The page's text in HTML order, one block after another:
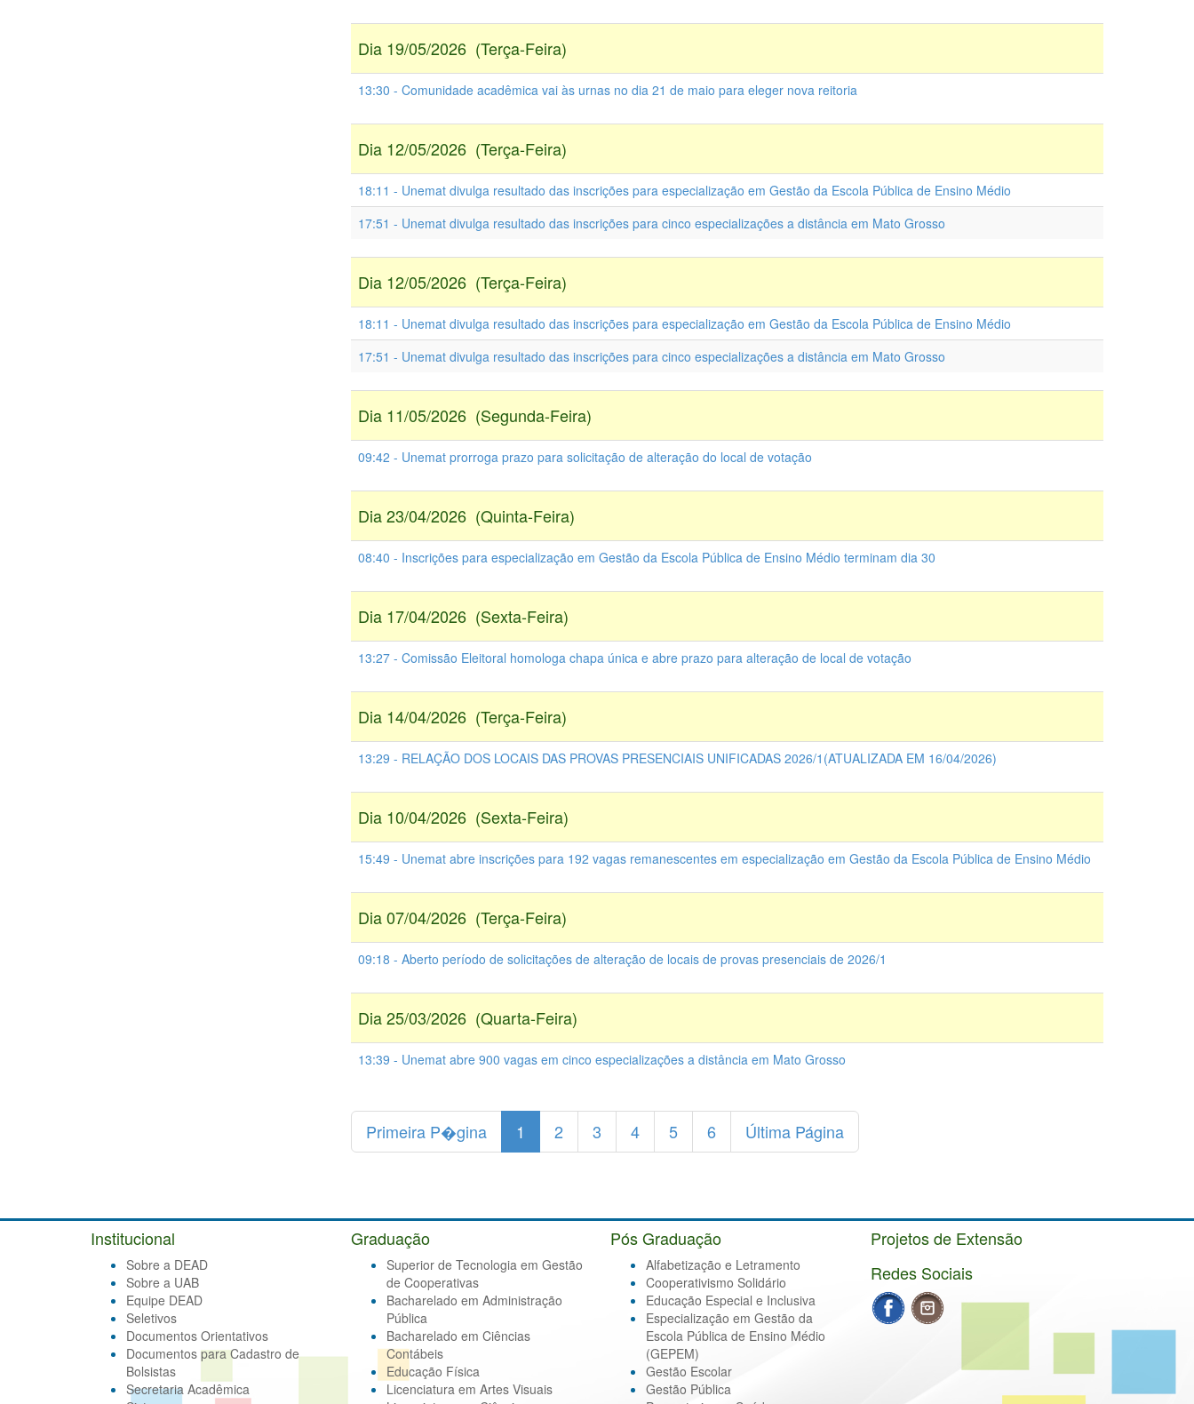
Dia 19/05/2026 (Terça-Feira)
13:30 - Comunidade acadêmica vai às urnas no dia 21 de maio para eleger nova reitoria
Dia 12/05/2026 (Terça-Feira)
18:11 - Unemat divulga resultado das inscrições para especialização em Gestão da Escola Pública de Ensino Médio
17:51 - Unemat divulga resultado das inscrições para cinco especializações a distância em Mato Grosso
Dia 12/05/2026 (Terça-Feira)
18:11 - Unemat divulga resultado das inscrições para especialização em Gestão da Escola Pública de Ensino Médio
17:51 - Unemat divulga resultado das inscrições para cinco especializações a distância em Mato Grosso
Dia 11/05/2026 (Segunda-Feira)
09:42 - Unemat prorroga prazo para solicitação de alteração do local de votação
Dia 23/04/2026 (Quinta-Feira)
08:40 - Inscrições para especialização em Gestão da Escola Pública de Ensino Médio terminam dia 30
Dia 17/04/2026 (Sexta-Feira)
13:27 - Comissão Eleitoral homologa chapa única e abre prazo para alteração de local de votação
Dia 14/04/2026 (Terça-Feira)
13:29 - RELAÇÃO DOS LOCAIS DAS PROVAS PRESENCIAIS UNIFICADAS 2026/1(ATUALIZADA EM 16/04/2026)
Dia 10/04/2026 (Sexta-Feira)
15:49 - Unemat abre inscrições para 192 vagas remanescentes em especialização em Gestão da Escola Pública de Ensino Médio
Dia 07/04/2026 (Terça-Feira)
09:18 - Aberto período de solicitações de alteração de locais de provas presenciais de 2026/1
Dia 25/03/2026 (Quarta-Feira)
13:39 - Unemat abre 900 vagas em cinco especializações a distância em Mato Grosso
Primeira P�gina 1 2 3 4 5 6 Última Página
Institucional
Sobre a DEAD
Sobre a UAB
Equipe DEAD
Seletivos
Documentos Orientativos
Documentos para Cadastro de
Bolsistas
Secretaria Acadêmica
Graduação
Superior de Tecnologia em Gestão
de Cooperativas
Bacharelado em Administração
Pública
Bacharelado em Ciências
Contábeis
Educação Física
Licenciatura em Artes Visuais
Pós Graduação
Alfabetização e Letramento
Cooperativismo Solidário
Educação Especial e Inclusiva
Especialização em Gestão da
Escola Pública de Ensino Médio
(GEPEM)
Gestão Escolar
Gestão Pública
Projetos de Extensão
Redes Sociais